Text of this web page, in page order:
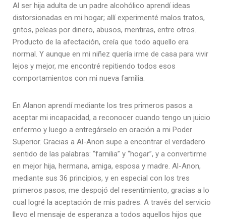
Al ser hija adulta de un padre alcohólico aprendí ideas
distorsionadas en mi hogar; allí experimenté malos tratos,
gritos, peleas por dinero, abusos, mentiras, entre otros.
Producto de la afectación, creía que todo aquello era
normal. Y aunque en mi niñez quería irme de casa para vivir
lejos y mejor, me encontré repitiendo todos esos
comportamientos con mi nueva familia.
En Alanon aprendí mediante los tres primeros pasos a
aceptar mi incapacidad, a reconocer cuando tengo un juicio
enfermo y luego a entregárselo en oración a mi Poder
Superior. Gracias a Al-Anon supe a encontrar el verdadero
sentido de las palabras: “familia” y “hogar”, y a convertirme
en mejor hija, hermana, amiga, esposa y madre. Al-Anon,
mediante sus 36 principios, y en especial con los tres
primeros pasos, me despojó del resentimiento, gracias a lo
cual logré la aceptación de mis padres. A través del servicio
llevo el mensaje de esperanza a todos aquellos hijos que